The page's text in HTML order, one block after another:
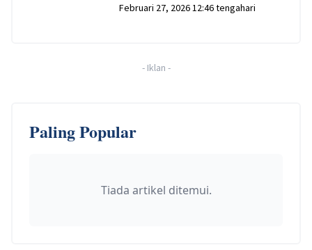
Februari 27, 2026 12:46 tengahari
- Iklan -
Paling Popular
Tiada artikel ditemui.